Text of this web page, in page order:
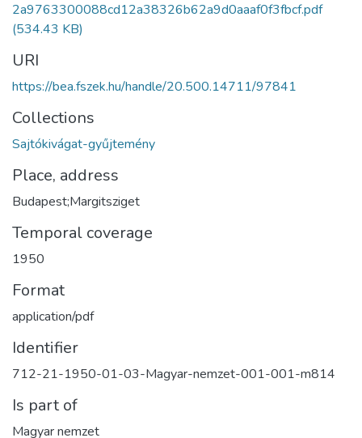
2a9763300088cd12a38326b62a9d0aaaf0f3fbcf.pdf
(534.43 KB)
URI
https://bea.fszek.hu/handle/20.500.14711/97841
Collections
Sajtókivágat-gyűjtemény
Place, address
Budapest;Margitsziget
Temporal coverage
1950
Format
application/pdf
Identifier
712-21-1950-01-03-Magyar-nemzet-001-001-m814
Is part of
Magyar nemzet